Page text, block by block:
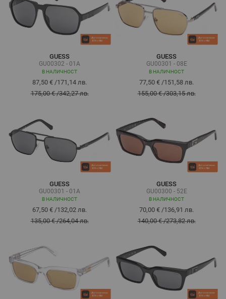
GUESS
GU00302 - 01A
В НАЛИЧНОСТ
87,50 € /171,14 лв.
175,00 €/342,27 лв.
GUESS
GU00301 - 08E
В НАЛИЧНОСТ
77,50 € /151,58 лв.
155,00 €/303,15 лв.
GUESS
GU00301 - 01A
В НАЛИЧНОСТ
67,50 € /132,02 лв.
135,00 €/264,04 лв.
GUESS
GU00300 - 52E
В НАЛИЧНОСТ
70,00 € /136,91 лв.
140,00 €/273,82 лв.